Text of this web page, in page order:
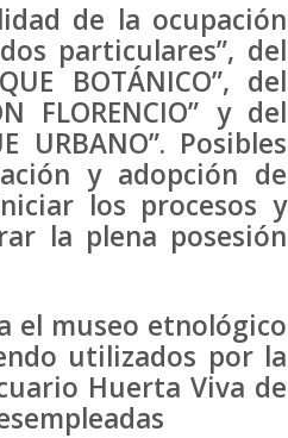
de la ocupación
particulares”, del
BOTÁNICO”, del
FLORENCIO” y del
URBANO”. Posibles
y adopción de
los procesos y
la plena posesión
el museo etnológico
utilizados por la
Huerta Viva de